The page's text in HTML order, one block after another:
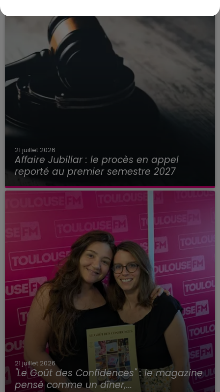
21 juillet 2026
Affaire Jubillar : le procès en appel
reporté au premier semestre 2027
21 juillet 2026
"Le Goût des Confidences" : le magazine
pensé comme un dîner,...